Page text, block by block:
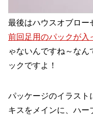
最後はハウスオブロー
前回足用のパックが入
ゃないんですね～な
ックですよ！
パッケージのイラスト
キスをメインに、ハー